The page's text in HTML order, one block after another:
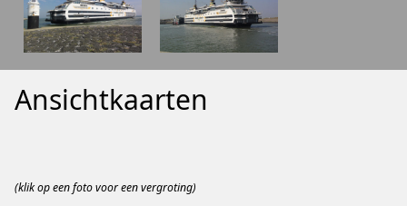
Ansichtkaarten
(klik op een foto voor een vergroting)